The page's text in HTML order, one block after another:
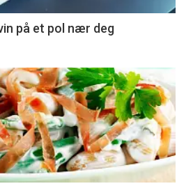
på et pol nær deg